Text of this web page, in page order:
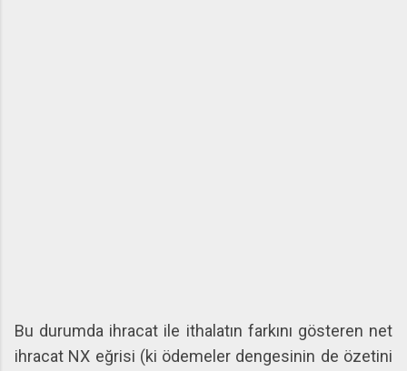
Bu durumda ihracat ile ithalatın farkını gösteren net
ihracat NX eğrisi (ki ödemeler dengesinin de özetini